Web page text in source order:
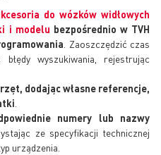
do wózków widłowych
i modelu bezpośrednio w TVH
. Zaoszczędzić czas
wyszukiwania, rejestrując
dodając własne referencje,
numery lub nazwy
ze specyfikacji technicznej
urządzenia.